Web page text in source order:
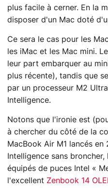
plus facile à cerner. En la
disposer d'un Mac doté
Ce sera le cas pour les
les iMac et les Mac mini.
leur part embarquer au
plus récente), tandis que
par un processeur M2
Intelligence.
Notons que l'ironie est
à chercher du côté de la
MacBook Air M1 lancés
Intelligence sans
équipés de puces Intel «
l'excellent Zenbook 14